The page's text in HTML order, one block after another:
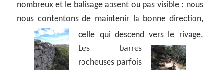
nombreux et le balisage absent ou pas visible : nous
nous contentons de maintenir la bonne direction,
celle qui descend vers le rivage.
Les barres
rocheuses parfois